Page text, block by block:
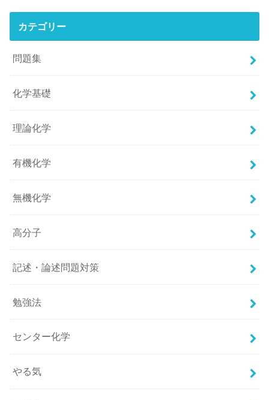
カテゴリー
問題集
化学基礎
理論化学
有機化学
無機化学
高分子
記述・論述問題対策
勉強法
センター化学
やる気